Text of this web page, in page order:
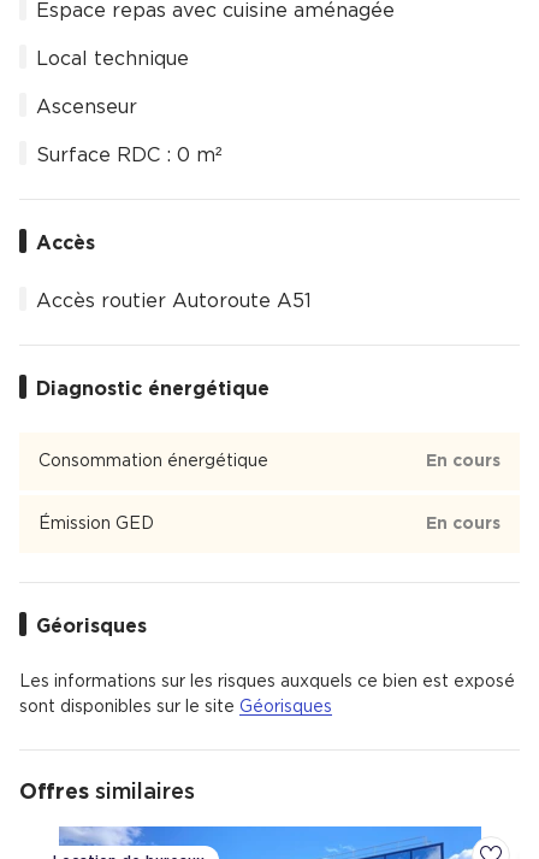
Espace repas avec cuisine aménagée
Local technique
Ascenseur
Surface RDC : 0 m²
Accès
Accès routier Autoroute A51
Diagnostic énergétique
Consommation énergétique En cours
Émission GED En cours
Géorisques
Les informations sur les risques auxquels ce bien est exposé
sont disponibles sur le site Géorisques
Offres similaires